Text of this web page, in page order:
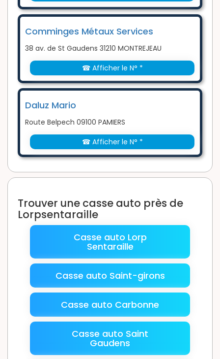
Comminges Métaux Services
38 av. de St Gaudens 31210 MONTREJEAU
☎ Afficher le N° *
Daluz Mario
Route Belpech 09100 PAMIERS
☎ Afficher le N° *
Trouver une casse auto près de
Lorpsentaraille
Casse auto Lorp
Sentaraille
Casse auto Saint-girons
Casse auto Carbonne
Casse auto Saint
Gaudens